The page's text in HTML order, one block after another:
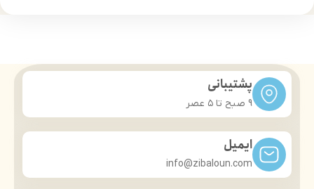
پشتیبانی
9 صبح تا ۵ عصر
ایمیل
info@zibaloun.com